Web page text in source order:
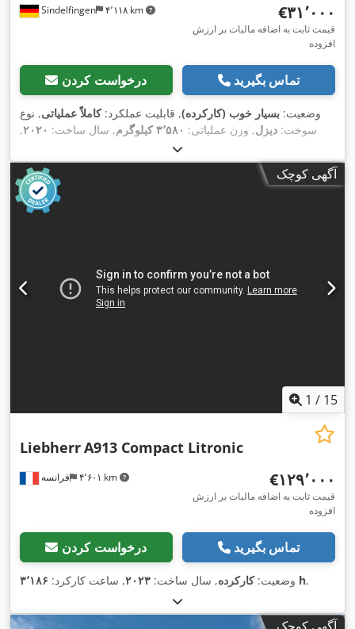
Sindelfingen ۴٬۱۱۸ km ‎€۳۱٬۰۰۰
قیمت ثابت به اضافه مالیات بر ارزش
افزوده
درخواست کردن تماس بگیرید
وضعیت: بسیار خوب (کارکرده), قابلیت عملکرد:کاملاً عملیاتی, نوع
سوخت: دیزل, وزن عملیاتی: ۳٬۵۸۰ کیلوگرم , سال ساخت: ۲۰۲۰,
زنجیرهای لاستیکی
آگهی کوچک
1 / 15
فرانسه ۴٬۶۰۱ km
LiebherrA913 Compact Litronic
‎€۱۲۹٬۰۰۰
قیمت ثابت به اضافه مالیات بر ارزش
افزوده
درخواست کردن تماس بگیرید
وضعیت:کارکرده, سال ساخت: ۲۰۲۳, ساعت کارکرد: ۳٬۱۸۶ h,